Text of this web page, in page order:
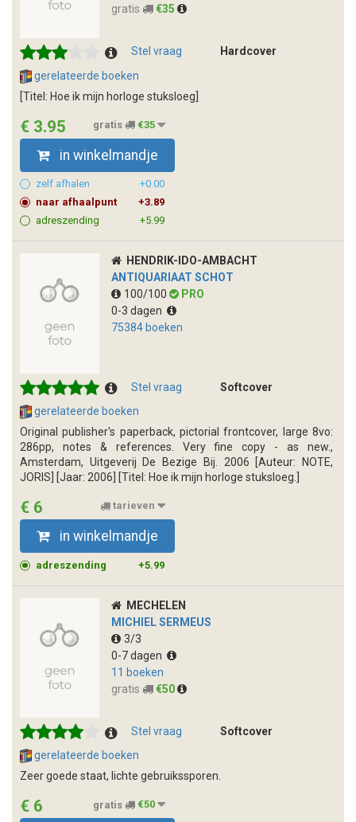
gratis
€35
Stel vraag
Hardcover
gerelateerde boeken
[Titel: Hoe ik mijn horloge stuksloeg]
€ 3.95 gratis €35
in winkelmandje
zelf afhalen
+0.00
naar afhaalpunt
+3.89
adreszending
+5.99
HENDRIK-IDO-AMBACHT
ANTIQUARIAAT SCHOT
100/100
PRO
0-3 dagen
75384 boeken
Stel vraag
Softcover
gerelateerde boeken
Original publisher's paperback, pictorial frontcover, large 8vo:
286pp, notes & references. Very fine copy - as new.,
Amsterdam, Uitgeverij De Bezige Bij. 2006 [Auteur: NOTE,
JORIS] [Jaar: 2006] [Titel: Hoe ik mijn horloge stuksloeg.]
€ 6 tarieven
in winkelmandje
adreszending +5.99
MECHELEN
MICHIEL SERMEUS
3/3
0-7 dagen
11 boeken
gratis
€50
Stel vraag
Softcover
gerelateerde boeken
Zeer goede staat, lichte gebruikssporen.
€ 6 gratis €50